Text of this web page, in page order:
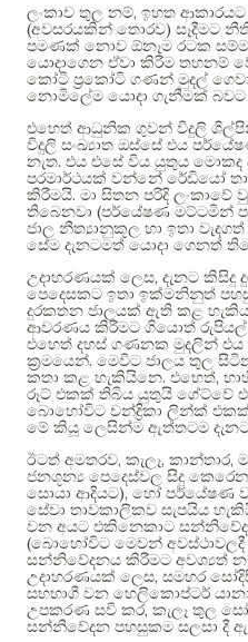
ලංකාව තුල නම්, ඉහත
(අවසරයකින් තොරව) සෑදීමට
පමණක් නොව ඕනෑම රටක
යොදාගෙන ඒවා කිරීම තහනම්
කෝටි ප්‍රකෝටි ගණන් මුදල්
නොමිලේම යොදා ගැනීමක්
එහෙත් ආධුනික ගුවන් විදුලි
විදුලි සංඛ්‍යාත ඔස්සේ එය
නැත. එය එසේ විය යුතුය
පරමාර්ථයක් වන්නේ රේඩියෝ
කිරීමයි. මා සිතන පරිදි ලංකාවේ
තිබෙනවා (පර්යේෂණ මට්ටමින්
ජාල නීත්‍යානුකූල හා ඉතා
සේම දැනටමත් යොදා ගෙනත්
උදාහරණයක් ලෙස, දැනට කිසිදු
පෙදෙසකට ඉතා ඉක්මනිනුත්
දුරකතන ජාලයක් ඇති කළ
ආවරණය කිරීමට ගියොත්
එහෙත් දහස් ගණනක මුදලින්
ක්‍රමයෙන්. මෙවිට ජාලය තුල
කතා කළ හැකියිනෙ.එහෙත්,
රූට් එකක් තිබිය යුතුයි ගේට්වේ
බොහෝවිට චන්ද්‍රිකා ලින්ක් එකක්
මේ කියූ ලෙසින්ම ඇත්තටම
ඊටත් අමතරව, කැලෑ, කාන්තාර,
ජනශූන්‍ය පෙදෙස්වල සිදු
සොයා ආදියට), හෝ පර්යේෂණ
සේවා තාවකාලිකව සැපයිය
වන අයට එකිනෙකාට
(බොහෝවිට මෙවන්
සන්නිවේදනය කිරීමට අවශ්‍යත්
උදාහරණයක් ලෙස, සමහර
සහභාගී වන හෙලිකොප්ටර්
උපකරණ සවි කර, කැලෑ තුල
සන්නිවේදන පහසුකම සලසා දී